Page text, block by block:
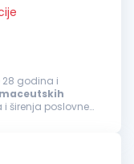
28 godina i
širenja poslovne